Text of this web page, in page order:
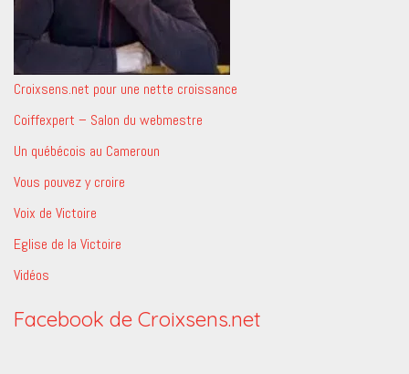
Croixsens.net pour une nette croissance
Coiffexpert – Salon du webmestre
Un québécois au Cameroun
Vous pouvez y croire
Voix de Victoire
Eglise de la Victoire
Vidéos
Facebook de Croixsens.net